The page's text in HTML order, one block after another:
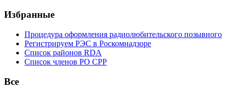
Избранные
Процедура оформления радиолюбительского позывного
Регистрируем РЭС в Роскомнадзоре
Список районов RDA
Список членов РО СРР
Все